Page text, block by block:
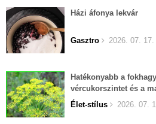
Házi áfonya lekvár
Gasztro 2026. 07. 17.
Hatékonyabb a
vércukorszintet és a
Élet-stílus
2026. 07.